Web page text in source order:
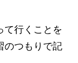
て行くことを
のつもりで記